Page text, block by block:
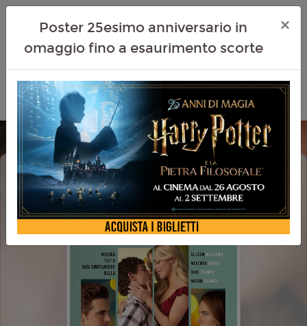
REGRETTING YOU - TUTTO QUELLO
CHE NON TI HO DETTO
Poster 25esimo anniversario in
omaggio fino a esaurimento scorte
×